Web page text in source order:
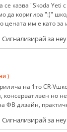
се казва "Skoda Yeti
да коригира ":)"
цената им е като за
Сигнализирай за
)
на 1то CR-
консервативен но
ФВ дизайн,
Сигнализирай за